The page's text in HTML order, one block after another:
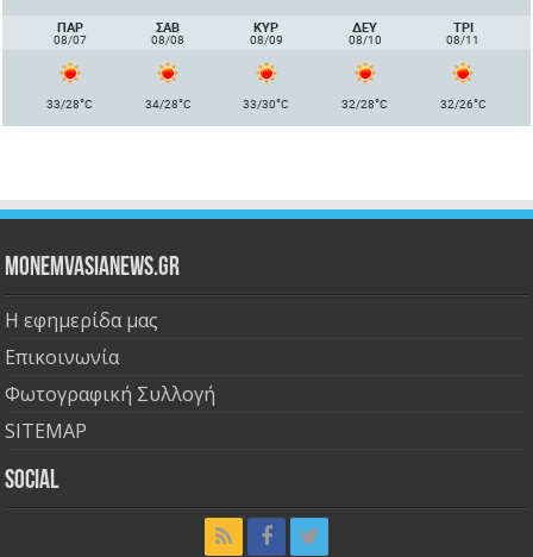
ΠΑΡ
08/07
ΣΑΒ
08/08
ΚΥΡ
08/09
ΔΕΥ
08/10
ΤΡΙ
08/11
33/28°C 34/28°C 33/30°C 32/28°C 32/26°C
Monemvasianews.gr
Η εφημερίδα μας
Επικοινωνία
Φωτογραφική Συλλογή
SITEMAP
Social